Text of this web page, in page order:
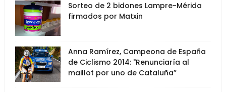
Sorteo de 2 bidones Lampre-Mérida
firmados por Matxin
Anna Ramírez, Campeona de España
de Ciclismo 2014: "Renunciaría al
maillot por uno de Cataluña”